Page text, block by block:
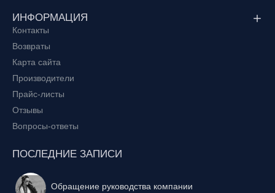
ИНФОРМАЦИЯ
Контакты
Возвраты
Карта сайта
Производители
Прайс-листы
Отзывы
Вопросы-ответы
ПОСЛЕДНИЕ ЗАПИСИ
Обращение руководства компании